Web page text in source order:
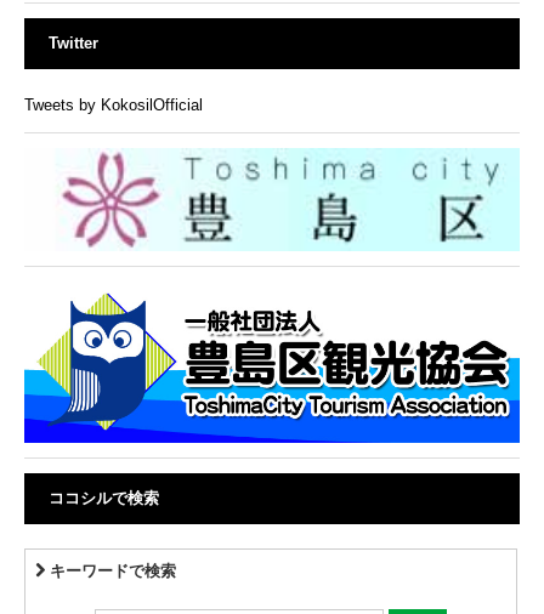
Twitter
Tweets by KokosilOfficial
ココシルで検索
キーワードで検索